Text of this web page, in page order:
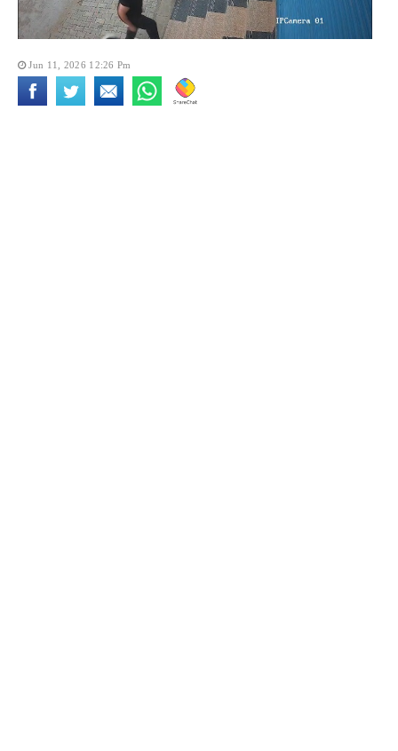
Jun 11, 2026 12:26 Pm